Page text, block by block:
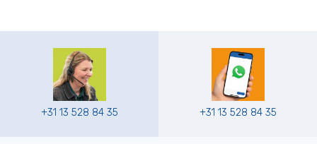
+31 13 528 84 35 +31 13 528 84 35